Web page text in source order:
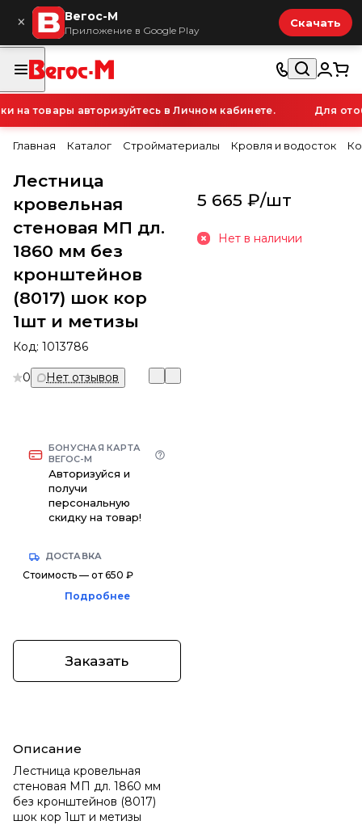
× Вегос-М
Приложение в Google Play
Скачать
товары авторизуйтесь в Личном кабинете. Для
Главная Каталог Стройматериалы Кровля и водосток
Лестница
кровельная
стеновая МП дл.
1860 мм без
кронштейнов
(8017) шок кор
1шт и метизы
Код: 1013786
0 Нет отзывов
БОНУСНАЯ КАРТА
ВЕГОС-М
Авторизуйся и
получи
персональную
скидку на товар!
ДОСТАВКА
Стоимость — от 650 ₽
Подробнее
Заказать
Описание
Лестница кровельная
стеновая МП дл. 1860 мм
без кронштейнов (8017)
шок кор 1шт и метизы
5 665 ₽/шт
Нет в наличии